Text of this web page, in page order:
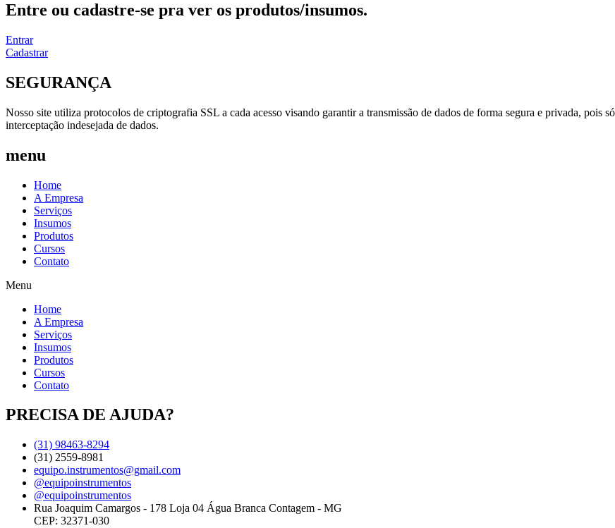
Entre ou cadastre-se pra ver os produtos/insumos.
Entrar
Cadastrar
SEGURANÇA
Nosso site utiliza protocolos de criptografia SSL a cada acesso visando garantir a transmissão de dados de forma segura e privada, pois
interceptação indesejada de dados.
menu
Home
A Empresa
Serviços
Insumos
Produtos
Cursos
Contato
Menu
Home
A Empresa
Serviços
Insumos
Produtos
Cursos
Contato
PRECISA DE AJUDA?
(31) 98463-8294
(31) 2559-8981
equipo.instrumentos@gmail.com
@equipoinstrumentos
@equipoinstrumentos
Rua Joaquim Camargos - 178 Loja 04 Água Branca Contagem - MG
CEP: 32371-030